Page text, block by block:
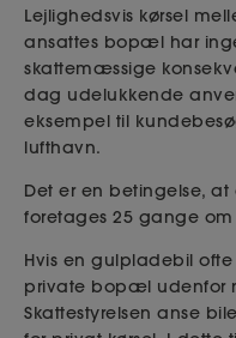
Lejlighedsvis kørsel
ansattes bopæl har
skattemæssige
dag udelukkende
eksempel til
lufthavn.
Det er en betingelse, at
foretages 25 gange om
Hvis en gulpladebil
private bopæl udenfor
Skattestyrelsen anse